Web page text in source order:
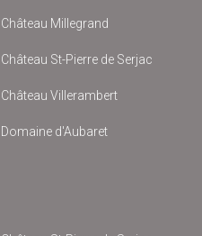
Château Millegrand
Château St-Pierre de Serjac
Château Villerambert
Domaine d'Aubaret